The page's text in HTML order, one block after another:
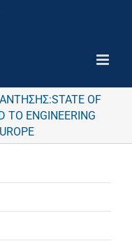
OF
TO ENGINEERING